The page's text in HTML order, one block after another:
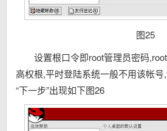
图25
设置根口令即root管理员密码
高权根,平时登陆系统一般不用该帐
“下一步”出现如下图26